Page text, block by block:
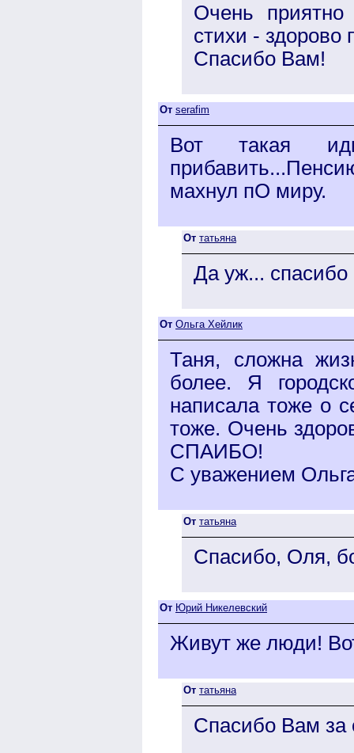
Очень
стихи - здорово
Спасибо Вам!
От serafim
Вот такая
махнул пО миру.
От татьяна
Да уж...
От Ольга Хейлик
Таня, сложна
более. Я
написала тоже о
тоже. Очень
СПАИБО!
С уважением
От татьяна
Спасибо, Оля,
От Юрий Никелевский
Живут же люди!
От татьяна
Спасибо Вам за